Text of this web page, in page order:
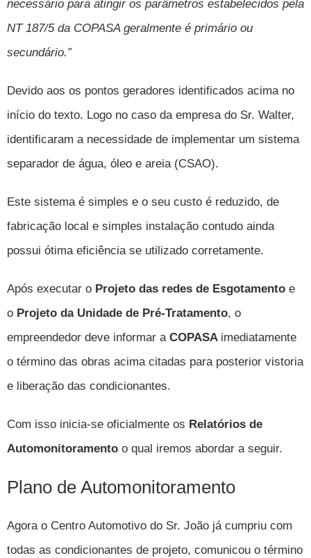
necessário para atingir os parâmetros estabelecidos pela
NT 187/5 da COPASA geralmente é primário ou
secundário.”
Devido aos os pontos geradores identificados acima no
início do texto. Logo no caso da empresa do Sr. Walter,
identificaram a necessidade de implementar um sistema
separador de água, óleo e areia (CSAO).
Este sistema é simples e o seu custo é reduzido, de
fabricação local e simples instalação contudo ainda
possui ótima eficiência se utilizado corretamente.
Após executar o Projeto das redes de Esgotamento e
o Projeto da Unidade de Pré-Tratamento, o
empreendedor deve informar a COPASA imediatamente
o término das obras acima citadas para posterior vistoria
e liberação das condicionantes.
Com isso inicia-se oficialmente os Relatórios de
Automonitoramento o qual iremos abordar a seguir.
Plano de Automonitoramento
Agora o Centro Automotivo do Sr. João já cumpriu com
todas as condicionantes de projeto, comunicou o término